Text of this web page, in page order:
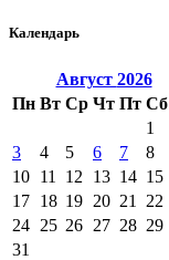
Календарь
Август 2026
Пн Вт Ср Чт Пт Сб
1
3
4 5 6 7 8
10 11 12 13 14 15
17 18 19 20 21 22
24 25 26 27 28 29
31